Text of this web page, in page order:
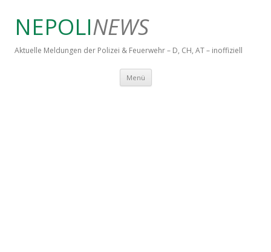
NEPOLINEWS
Aktuelle Meldungen der Polizei & Feuerwehr – D, CH, AT – inoffiziell
Menü Springe zum Inhalt